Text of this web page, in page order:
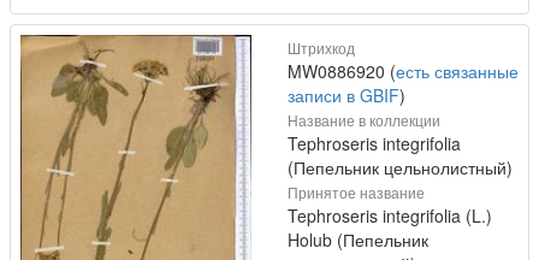
Штрихкод
MW0886920 (есть связанные
записи в GBIF)
Название в коллекции
Tephroseris integrifolia
(Пепельник цельнолистный)
Принятое название
Tephroseris integrifolia (L.)
Holub (Пепельник